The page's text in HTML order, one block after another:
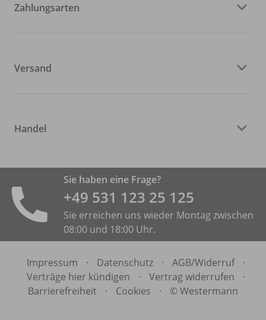
Zahlungsarten
Versand
Handel
Sie haben eine Frage?
+49 531 ­123 25 125
Sie erreichen uns wieder Montag zwischen
08:00 und 18:00 Uhr.
Impressum · Datenschutz · AGB/Widerruf
·
Verträge hier kündigen
· Vertrag widerrufen
·
Barrierefreiheit
· Cookies · © Westermann